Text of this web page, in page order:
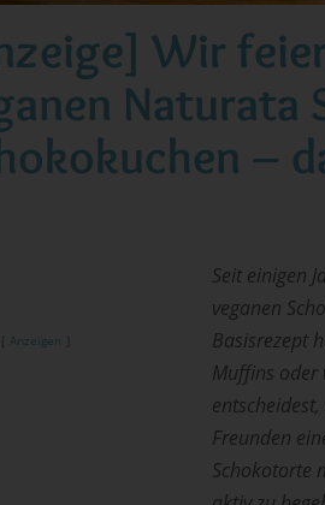
Wir
Naturata
–
Anzeigen
Seit einigen
veganen
Basisrezept
Muffins oder
Freunden
Schokotorte